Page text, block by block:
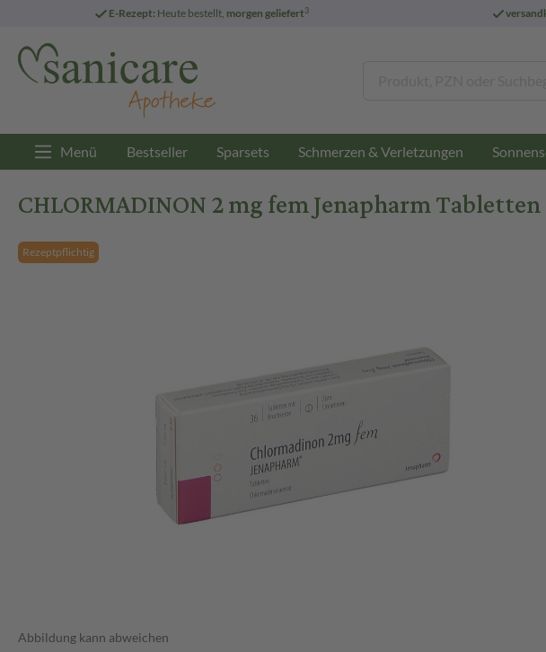
E-Rezept: Heute bestellt, morgen geliefert3
Menü Bestseller Sparsets Schmerzen & Verletzungen
CHLORMADINON 2 mg fem Jenapharm
Rezeptpflichtig
Abbildung kann abweichen